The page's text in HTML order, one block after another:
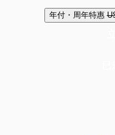
年付・周年特惠